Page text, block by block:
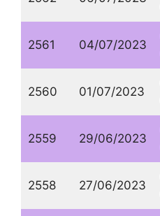
2561 04/07/2023
2560 01/07/2023
2559 29/06/2023
2558 27/06/2023